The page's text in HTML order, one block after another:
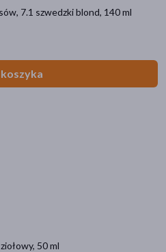
7.1 szwedzki blond, 140 ml
50 ml